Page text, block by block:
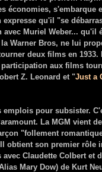
économies, s'embarque
qu'il "se
Muriel Weber... qu'il
Warner Bros, ne lui
deux films en
aux films
Z. Leonard et "Just a
pour subsister.
La MGM vient
"follement
obtient son premier rôle
Claudette Colbert et
Mary Dow) de Kurt